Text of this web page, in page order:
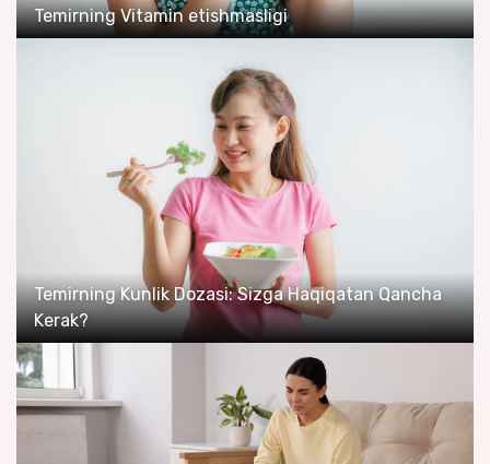
Temirning Vitamin etishmasligi
Temirning Kunlik Dozasi: Sizga Haqiqatan Qancha
Kerak?